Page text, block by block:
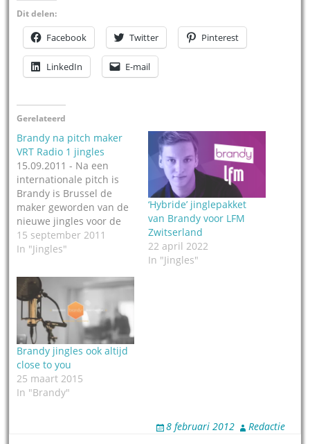
Dit delen:
Facebook Twitter Pinterest
LinkedIn E-mail
Gerelateerd
Brandy na pitch maker
VRT Radio 1 jingles
15.09.2011 - Na een
internationale pitch is
Brandy is Brussel de
maker geworden van de
nieuwe jingles voor de
Vlaamse Radio 1 van de
VRT. Sinds goed twee
vormgeving op die
zender te horen. “Als
Radio 1 een fijn glas
champagne is, dan moet
de vormgeving…
15 september 2011
In "Jingles"
‘Hybride’ jinglepakket
van Brandy voor LFM
Zwitserland
22 april 2022
In "Jingles"
Brandy jingles ook altijd
close to you
25 maart 2015
In "Brandy"
8 februari 2012 Redactie